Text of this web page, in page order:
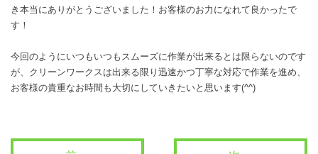
き本当にありがとうございました！お客様のお力になれて良かったで
す！
今回のようにいつもいつもスムーズに作業が出来るとは限らないのです
が、クリーンワークスは出来る限り迅速かつ丁寧な対応で作業を進め、
お客様の貴重なお時間も大切にしていきたいと思います(^^)